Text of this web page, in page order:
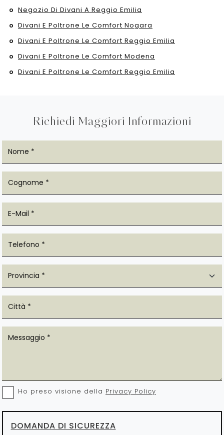
Negozio Di Divani A Reggio Emilia
Divani E Poltrone Le Comfort Nogara
Divani E Poltrone Le Comfort Reggio Emilia
Divani E Poltrone Le Comfort Modena
Divani E Poltrone Le Comfort Reggio Emilia
Richiedi Maggiori Informazioni
Ho preso visione della Privacy Policy
DOMANDA DI SICUREZZA